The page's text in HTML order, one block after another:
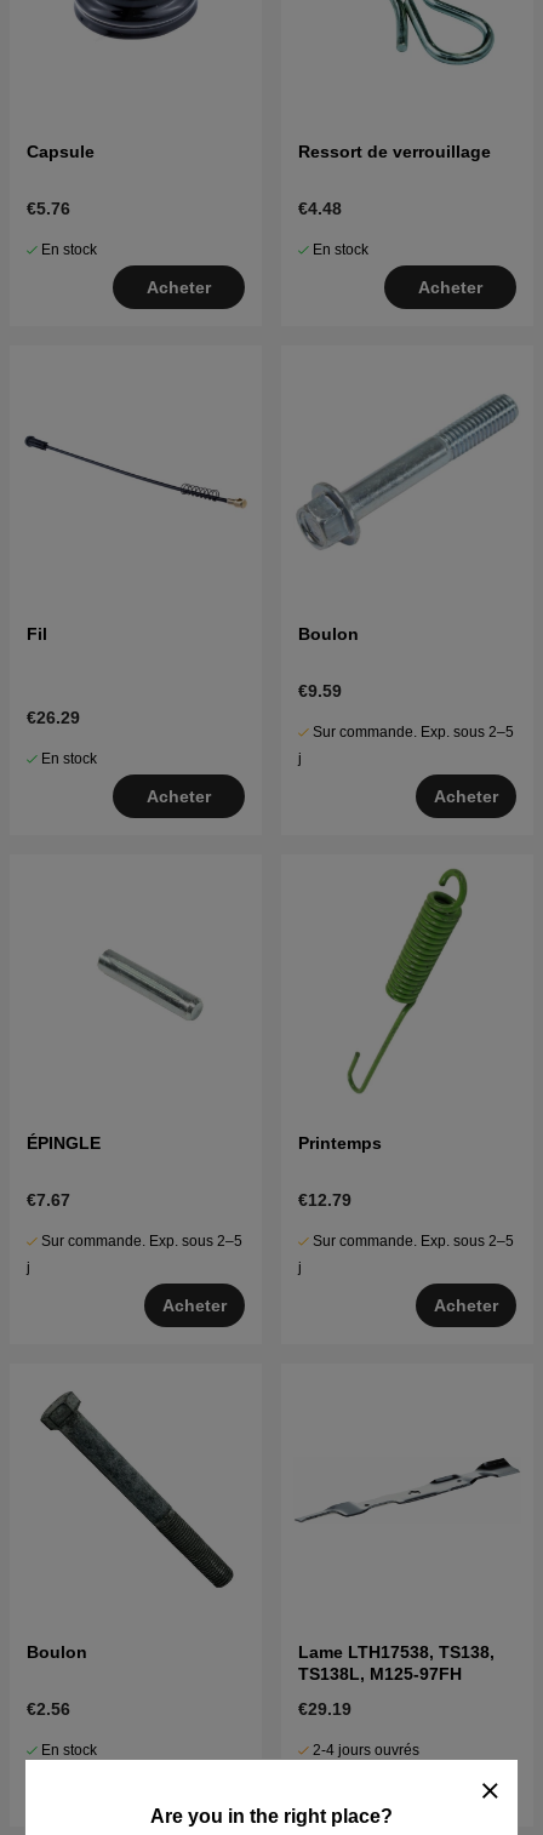
Are you in the right place?
Capsule
€5.76
En stock
Acheter
Ressort de verrouillage
€4.48
En stock
Acheter
Fil
€26.29
En stock
Acheter
Boulon
€9.59
Sur commande. Exp. sous 2–5
j
Acheter
ÉPINGLE
€7.67
Sur commande. Exp. sous 2–5
j
Acheter
Printemps
€12.79
Sur commande. Exp. sous 2–5
j
Acheter
Boulon
€2.56
En stock
Lame LTH17538, TS138,
TS138L, M125-97FH
€29.19
2-4 jours ouvrés